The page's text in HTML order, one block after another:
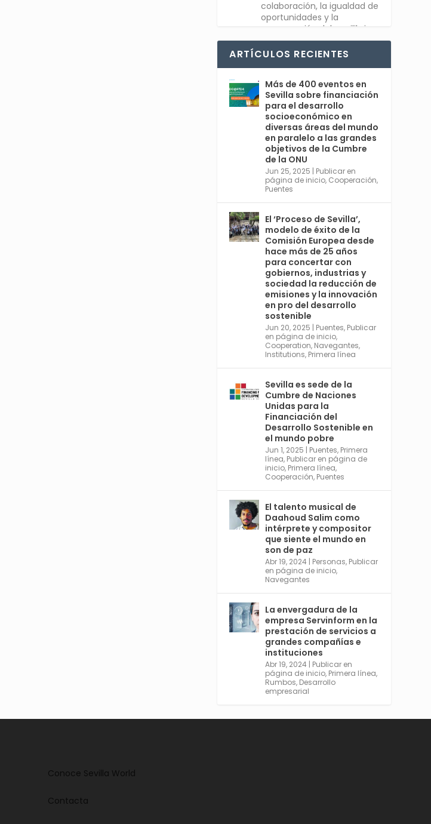
colaboración, la igualdad de
oportunidades y la
recuperación del equilibrio
entre sociedad y planeta.
#Feliz2025
1 Twitter
Sevilla World
@worldsevilla
30 Dic 2024
👉 La cita de ámbito
mundial más relevante en
#Sevilla en 2025 es una
cumbre organizada por
@ONU_es del 30 de junio al 3
de julio, con España
@MAECgob como anfitriona.
🌍 Cuarta Conferencia
Internacional sobre la
Financiación para el
Desarrollo. Ver más:
https://financing.desa.un.or
g/ffd4
2 Twitter
Avata
r
Sevilla World
@worldsevilla · 1 Sep 2024
La temporada de congresos
científicos comienza en
Sevilla este lunes 2 con la
Conferencia Internacional
sobre Catálisis, y con el
Congreso de Parasitología.
Del día 3 al 6, Congreso de
Metodología de Ciencias
Sociales y la Salud; y los días
5 y 6 Jornadas de Economía
Industrial.
4
1
Avata
r
@worldsevilla ·
21 May 2024
Conoce a @mvbim, la
empresa sevillana que ha
sido pionera en España en el
uso de la tecnología BIM
para digitalizar e
industrializar la arquitectura
dimensión internacional en
ARTÍCULOS RECIENTES
Más de 400 eventos en
Sevilla sobre financiación
para el desarrollo
socioeconómico en
diversas áreas del mundo
en paralelo a las grandes
objetivos de la Cumbre
de la ONU
Jun 25, 2025 | Publicar en
página de inicio, Cooperación,
Puentes
El ‘Proceso de Sevilla’,
modelo de éxito de la
Comisión Europea desde
hace más de 25 años
para concertar con
gobiernos, industrias y
sociedad la reducción de
emisiones y la innovación
en pro del desarrollo
sostenible
Jun 20, 2025 | Puentes, Publicar
en página de inicio,
Cooperation, Navegantes,
Institutions, Primera línea
Sevilla es sede de la
Cumbre de Naciones
Unidas para la
Financiación del
Desarrollo Sostenible en
el mundo pobre
Jun 1, 2025 | Puentes, Primera
línea, Publicar en página de
inicio, Primera línea,
Cooperación, Puentes
El talento musical de
Daahoud Salim como
intérprete y compositor
que siente el mundo en
son de paz
Abr 19, 2024 | Personas, Publicar
en página de inicio,
Navegantes
La envergadura de la
empresa Servinform en la
prestación de servicios a
grandes compañías e
instituciones
Abr 19, 2024 | Publicar en
página de inicio, Primera línea,
Rumbos, Desarrollo
empresarial
Conoce Sevilla World
Contacta